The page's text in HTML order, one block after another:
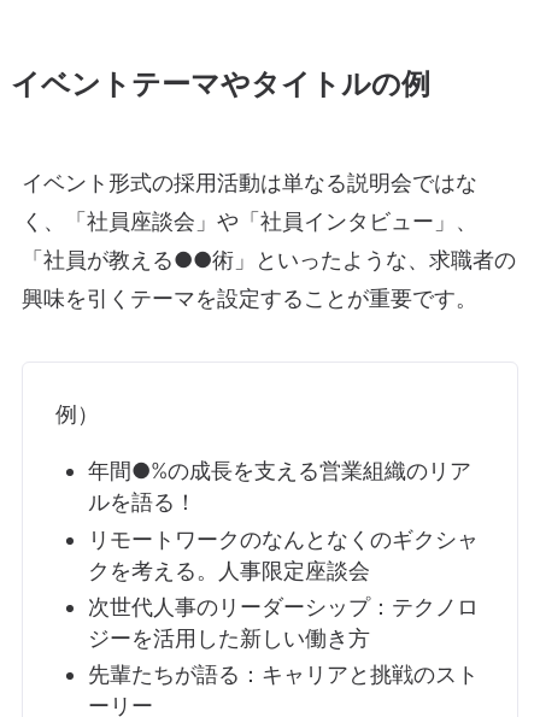
イベントテーマやタイトルの例
イベント形式の採用活動は単なる説明会ではな
く、「社員座談会」や「社員インタビュー」、
「社員が教える●●術」といったような、求職者の
興味を引くテーマを設定することが重要です。
例）
年間●%の成長を支える営業組織のリア
ルを語る！
リモートワークのなんとなくのギクシャ
クを考える。人事限定座談会
次世代人事のリーダーシップ：テクノロ
ジーを活用した新しい働き方
先輩たちが語る：キャリアと挑戦のスト
ーリー